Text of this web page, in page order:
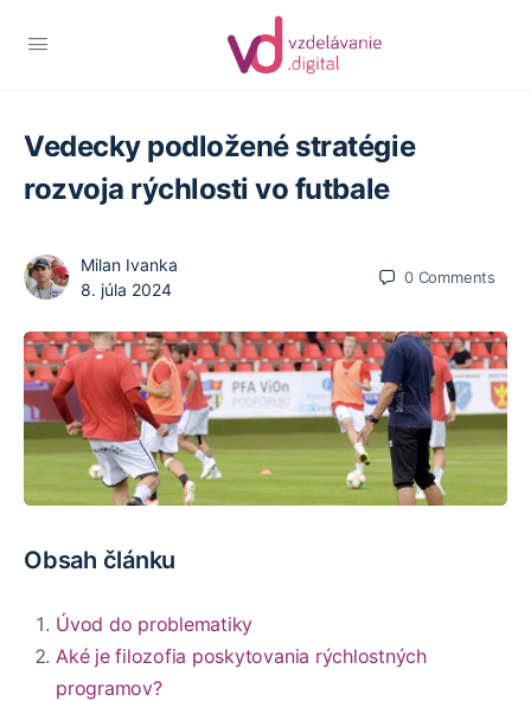
Vedecky podložené stratégie
rozvoja rýchlosti vo futbale
Milan Ivanka
8. júla 2024
0 Comments
Obsah článku
Úvod do problematiky
Aké je filozofia poskytovania rýchlostných
programov?